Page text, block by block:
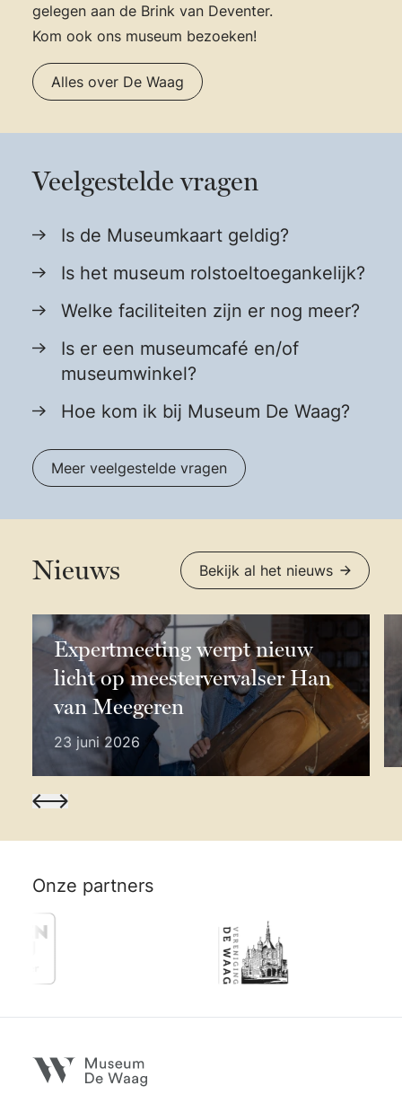
gelegen aan de Brink van Deventer.
Kom ook ons museum bezoeken!
Alles over De Waag
Veelgestelde vragen
Is de Museumkaart geldig?
Is het museum rolstoeltoegankelijk?
Welke faciliteiten zijn er nog meer?
Is er een museumcafé en/of
museumwinkel?
Hoe kom ik bij Museum De Waag?
Meer veelgestelde vragen
Nieuws Bekijk al het nieuws
Expertmeeting werpt nieuw
licht op meestervervalser Han
van Meegeren
23 juni 2026
Onze partners